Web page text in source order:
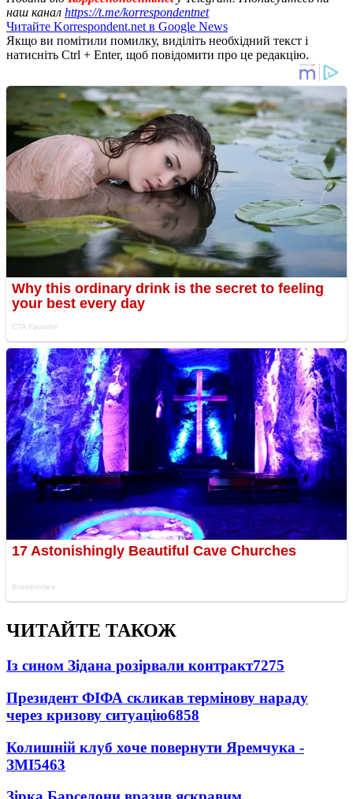
наш канал https://t.me/korrespondentnet
Читайте Korrespondent.net в Google News
Якщо ви помітили помилку, виділіть необхідний текст і
натисніть Ctrl + Enter, щоб повідомити про це редакцію.
ЧИТАЙТЕ ТАКОЖ
Із сином Зідана розірвали контракт7275
Президент ФІФА скликав термінову нараду
через кризову ситуацію6858
Колишній клуб хоче повернути Яремчука -
ЗМІ5463